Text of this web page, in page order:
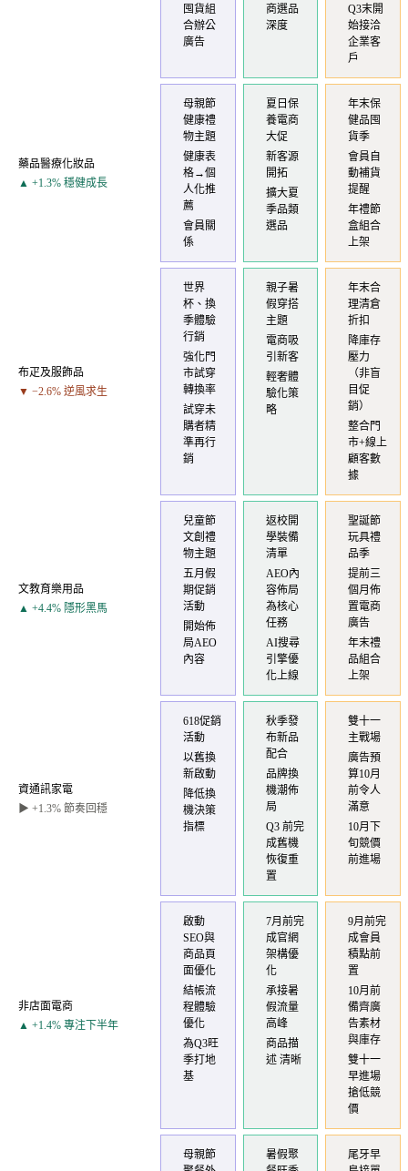
囤貨組
合辦公
廣告
商選品
深度
Q3末開
始接洽
企業客
戶
藥品醫療化妝品
▲ +1.3% 穩健成長
母親節
健康禮
物主題
健康表
格→個
人化推
薦
會員關
係
夏日保
養電商
大促
新客源
開拓
擴大夏
季品類
選品
年末保
健品囤
貨季
會員自
動補貨
提醒
年禮節
盒組合
上架
布疋及服飾品
▼ −2.6% 逆風求生
世界
杯、換
季體驗
行銷
強化門
市試穿
轉換率
試穿未
購者精
準再行
銷
親子暑
假穿搭
主題
電商吸
引新客
輕奢體
驗化策
略
年末合
理清倉
折扣
降庫存
壓力
（非盲
目促
銷）
整合門
市+線上
顧客數
據
文教育樂用品
▲ +4.4% 隱形黑馬
兒童節
文創禮
物主題
五月假
期促銷
活動
開始佈
局AEO
內容
返校開
學裝備
清單
AEO內
容佈局
為核心
任務
AI搜尋
引擎優
化上線
聖誕節
玩具禮
品季
提前三
個月佈
置電商
廣告
年末禮
品組合
上架
資通訊家電
▶ +1.3% 節奏回穩
618促銷
活動
以舊換
新啟動
降低換
機決策
指標
秋季發
布新品
配合
品牌換
機潮佈
局
Q3 前完
成舊機
恢復重
置
雙十一
主戰場
廣告預
算10月
前令人
滿意
10月下
旬競價
前進場
非店面電商
▲ +1.4% 專注下半年
啟動
SEO與
商品頁
面優化
結帳流
程體驗
優化
為Q3旺
季打地
基
7月前完
成官網
架構優
化
承接暑
假流量
高峰
商品描
述 清晰
9月前完
成會員
積點前
置
10月前
備齊廣
告素材
與庫存
雙十一
早進場
搶低競
價
母親節
暑假聚
尾牙早